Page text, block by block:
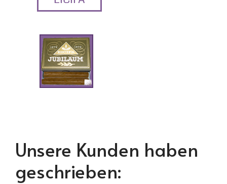
Unsere Kunden haben
geschrieben: